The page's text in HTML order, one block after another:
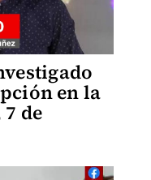
en la
7 de